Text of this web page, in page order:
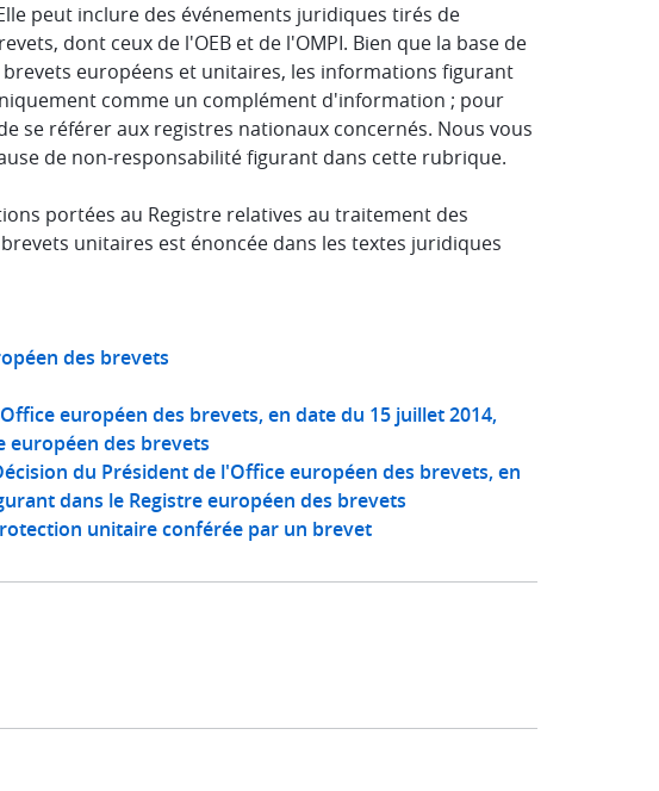
peut inclure des événements juridiques tirés de
dont ceux de l'OEB et de l'OMPI. Bien que la base de
brevets européens et unitaires, les informations figurant
comme un complément d'information ; pour
se référer aux registres nationaux concernés. Nous vous
de non-responsabilité figurant dans cette rubrique.
portées au Registre relatives au traitement des
unitaires est énoncée dans les textes juridiques
des brevets
européen des brevets, en date du 15 juillet 2014,
européen des brevets
du Président de l'Office européen des brevets, en
dans le Registre européen des brevets
unitaire conférée par un brevet